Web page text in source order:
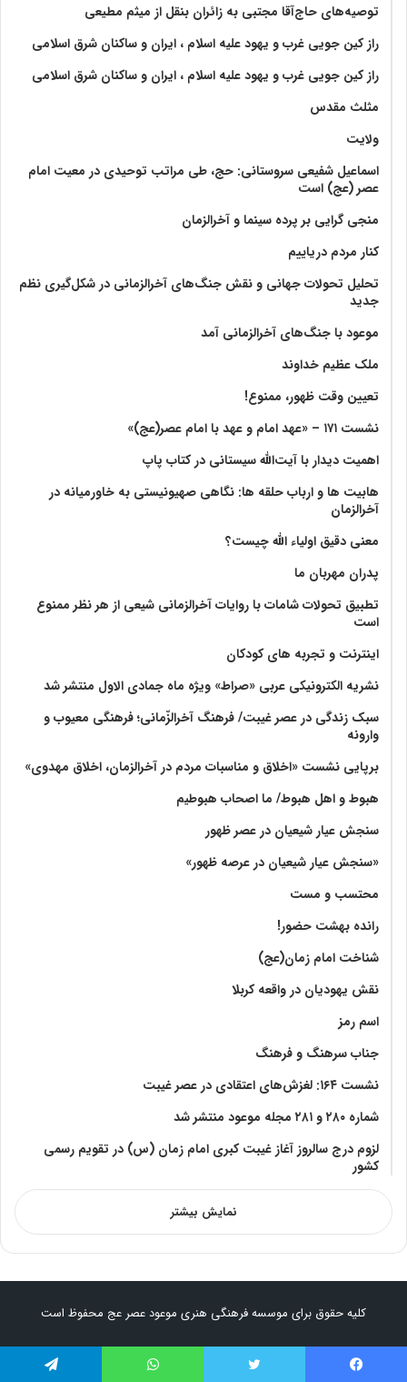
توصیه‌های حاج‌آقا مجتبی به زائران بنقل از میثم مطیعی
راز کین جویی غرب و یهود علیه اسلام ، ایران و ساکنان شرق اسلامی
راز کین جویی غرب و یهود علیه اسلام ، ایران و ساکنان شرق اسلامی
مثلث مقدس
ولايت‏
اسماعیل شفیعی سروستانی: حج، طی مراتب توحیدی در معیت امام
عصر (عج) است
منجی گرایی بر پرده سینما و آخرالزمان
کنار مردم دریاییم
تحلیل تحولات جهانی و نقش جنگ‌های آخرالزمانی در شکل‌گیری نظم
جدید
موعود با جنگ‌های آخرالزمانی آمد
ملک عظیم خداوند
تعیین وقت ظهور، ممنوع!
نشست ۱۷۱ – «عهد امام و عهد با امام عصر(عج)»
اهمیت دیدار با آیت‌الله سیستانی در کتاب پاپ
هابیت ها و ارباب حلقه ها: نگاهی صهیونیستی به خاورمیانه در
آخرالزمان
معنی دقیق اولیاء الله چیست؟
پدران مهربان ما
تطبیق تحولات شامات با روایات آخرالزمانی شیعی از هر نظر ممنوع
است
اینترنت و تجربه های کودکان
نشریه الکترونیکی عربی «صراط» ویژه ماه جمادی الاول منتشر شد
سبک زندگی در عصر غیبت/ فرهنگ آخرالزّمانی؛ فرهنگی معیوب و
وارونه
برپایی نشست «اخلاق و مناسبات مردم در آخرالزمان، اخلاق مهدوی»
هبوط و اهل هبوط/ ما اصحاب هبوطیم
سنجش عیار شیعیان در عصر ظهور
«سنجش عیار شیعیان در عرصه ظهور»
محتسب و مست
رانده بهشت‌ حضور!
شناخت امام زمان(عج)
نقش یهودیان در واقعه کربلا
اسم رمز
جناب سرهنگ و فرهنگ
نشست ۱۶۴: لغزش‌های اعتقادی در عصر غیبت
شماره ۲۸۰ و ۲۸۱ مجله موعود منتشر شد
لزوم درج سالروز آغاز غیبت کبری امام زمان (س) در تقویم رسمی
کشور
نمایش بیشتر
کلیه حقوق برای موسسه فرهنگی هنری موعود عصر عج محفوظ است